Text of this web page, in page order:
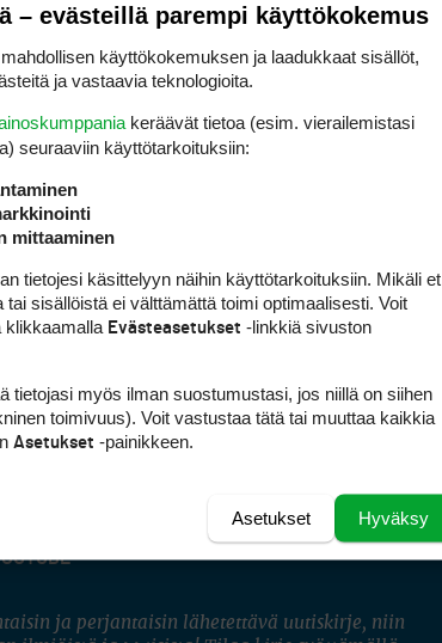
INSTAGRAM
ja perjantaisin lähetettävä uutiskirje, niin
– evästeillä parempi käyttökokemus
käyttökokemuksen ja laadukkaat sisällöt,
ja vastaavia teknologioita.
keräävät tietoa (esim. vierailemis­tasi
seuraaviin käyttötarkoituksiin:
mittaaminen
tietojesi käsittelyyn näihin käyttötarkoituksiin. Mikäli et
sisällöistä ei välttämättä toimi optimaalisesti. Voit
klikkaamalla Evästeasetukset -linkkiä sivuston
tietojasi myös ilman suostumustasi, jos niillä on siihen
toimivuus). Voit vastustaa tätä tai muuttaa kaikkia
Asetukset -painikkeen.
Hyväksy
Asetukset